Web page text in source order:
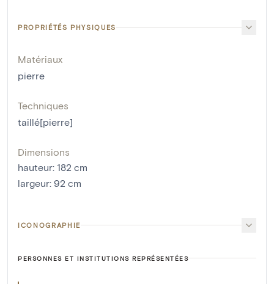
PROPRIÉTÉS PHYSIQUES
Matériaux
pierre
Techniques
taillé[pierre]
Dimensions
hauteur: 182 cm
largeur: 92 cm
ICONOGRAPHIE
PERSONNES ET INSTITUTIONS REPRÉSENTÉES